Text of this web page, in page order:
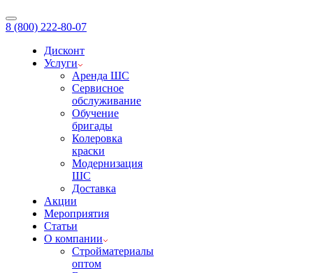
8 (800) 222-80-07
Дисконт
Услуги
Аренда ШС
Сервисное
обслуживание
Обучение
бригады
Колеровка
краски
Модернизация
ШС
Доставка
Акции
Мероприятия
Статьи
О компании
Стройматериалы
оптом